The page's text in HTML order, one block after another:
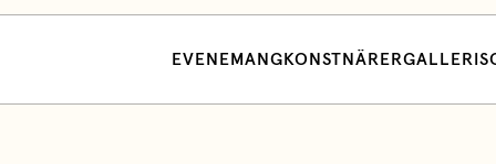
EVENEMANG KONSTNÄRERGALLERI